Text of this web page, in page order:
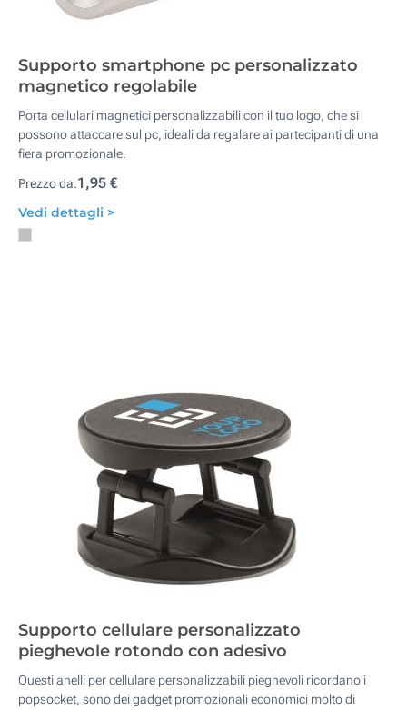
Supporto smartphone pc personalizzato
magnetico regolabile
Porta cellulari magnetici personalizzabili con il tuo logo, che si
possono attaccare sul pc, ideali da regalare ai partecipanti di una
fiera promozionale.
Prezzo da:1,95 €
Vedi dettagli >
Supporto cellulare personalizzato
pieghevole rotondo con adesivo
Questi anelli per cellulare personalizzabili pieghevoli ricordano i
popsocket, sono dei gadget promozionali economici molto di